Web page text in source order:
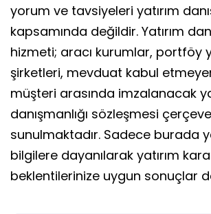
yorum ve tavsiyeleri yatırım
kapsamında değildir. Yatırım
hizmeti; aracı kurumlar, portföy
şirketleri, mevduat kabul
müşteri arasında imzalanacak
danışmanlığı sözleşmesi
sunulmaktadır. Sadece burada
bilgilere dayanılarak yatırım
beklentilerinize uygun sonuçlar